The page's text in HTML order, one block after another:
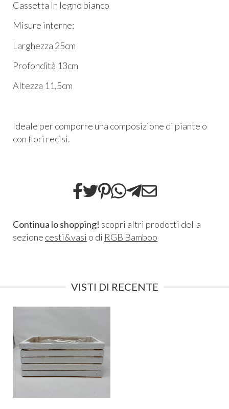
Cassetta In legno bianco
Misure interne:
Larghezza 25cm
Profondità 13cm
Altezza 11,5cm
Ideale per comporre una composizione di piante o
con fiori recisi.
Continua lo shopping! scopri altri prodotti della
sezione cesti&vasi o di RGB Bamboo
VISTI DI RECENTE